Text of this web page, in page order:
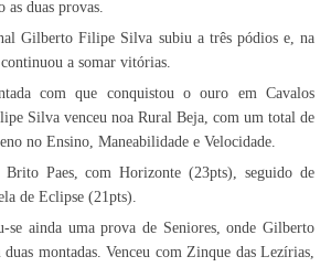
as duas provas.
Gilberto Filipe Silva subiu a três pódios e, na
a somar vitórias.
com que conquistou o ouro em Cavalos
Silva venceu noa Rural Beja, com um total de
no Ensino, Maneabilidade e Velocidade.
Paes, com Horizonte (23pts), seguido de
de Eclipse (21pts).
se ainda uma prova de Seniores, onde Gilberto
montadas. Venceu com Zinque das Lezírias,